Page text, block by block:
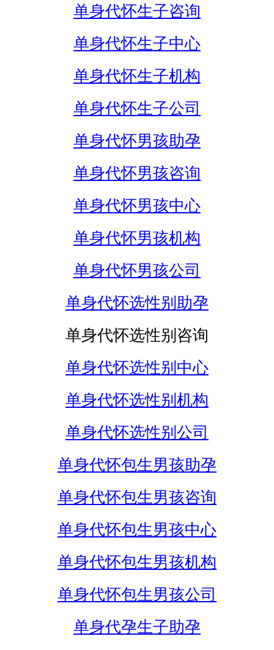
单身代怀生子咨询
单身代怀生子中心
单身代怀生子机构
单身代怀生子公司
单身代怀男孩助孕
单身代怀男孩咨询
单身代怀男孩中心
单身代怀男孩机构
单身代怀男孩公司
单身代怀选性别助孕
单身代怀选性别咨询
单身代怀选性别中心
单身代怀选性别机构
单身代怀选性别公司
单身代怀包生男孩助孕
单身代怀包生男孩咨询
单身代怀包生男孩中心
单身代怀包生男孩机构
单身代怀包生男孩公司
单身代孕生子助孕